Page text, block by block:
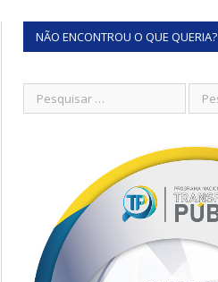
NÃO ENCONTROU O QUE QUERIA?